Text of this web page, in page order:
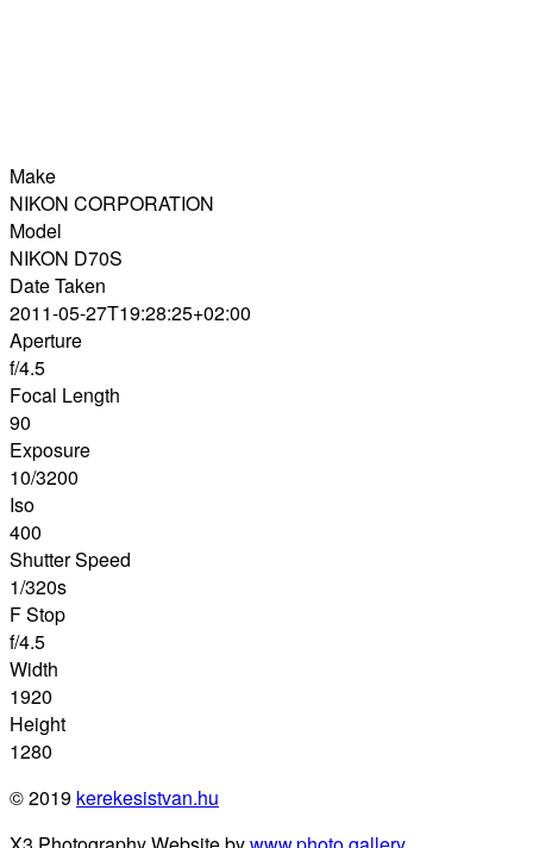
Make
NIKON CORPORATION
Model
NIKON D70S
Date Taken
2011-05-27T19:28:25+02:00
Aperture
f/4.5
Focal Length
90
Exposure
10/3200
Iso
400
Shutter Speed
1/320s
F Stop
f/4.5
Width
1920
Height
1280
© 2019 kerekesistvan.hu